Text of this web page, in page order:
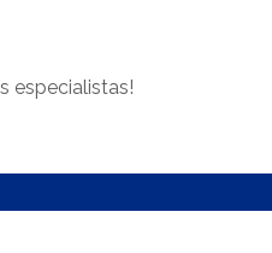
especialistas!